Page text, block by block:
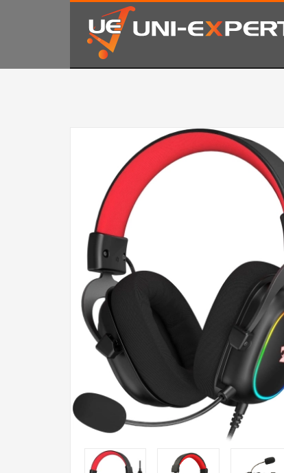
KAKO NARUČITI
Prijavite se ili registrujte.